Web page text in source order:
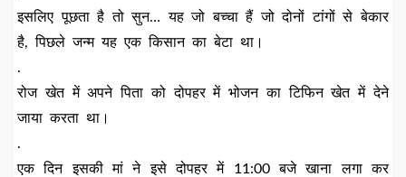
इसलिए पूछता है तो सुन… यह जो बच्चा हैं जो दोनों टांगों से बेकार
है, पिछले जन्म यह एक किसान का बेटा था।
.
रोज खेत में अपने पिता को दोपहर में भोजन का टिफिन खेत में देने
जाया करता था।
.
एक दिन इसकी मां ने इसे दोपहर में 11:00 बजे खाना लगा कर